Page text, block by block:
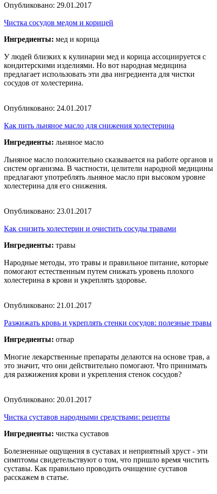
Опубликовано: 29.01.2017
Чистка сосудов медом и корицей
Ингредиенты: мед и корица
У людей близких к кулинарии мед и корица ассоциируется с
кондитерскими изделиями. Но вот народная медицина
предлагает использовать эти два ингредиента для чистки
сосудов от холестерина.
Опубликовано: 24.01.2017
Как пить льняное масло для снижения холестерина
Ингредиенты: льняное масло
Льняное масло положительно сказывается на работе органов и
систем организма. В частности, целители народной медицины
предлагают употреблять льняное масло при высоком уровне
холестерина для его снижения.
Опубликовано: 23.01.2017
Как снизить холестерин и очистить сосуды травами
Ингредиенты: травы
Народные методы, это травы и правильное питание, которые
помогают естественным путем снижать уровень плохого
холестерина в крови и укреплять здоровье.
Опубликовано: 21.01.2017
Разжижать кровь и укреплять стенки сосудов: полезные травы
Ингредиенты: отвар
Многие лекарственные препараты делаются на основе трав, а
это значит, что они действительно помогают. Что принимать
для разжижения крови и укрепления стенок сосудов?
Опубликовано: 20.01.2017
Чистка суставов народными средствами: рецепты
Ингредиенты: чистка суставов
Болезненные ощущения в суставах и неприятный хруст - эти
симптомы свидетельствуют о том, что пришло время чистить
суставы. Как правильно проводить очищение суставов
расскажем в статье.